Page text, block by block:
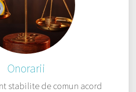
Onorarii
stabilite de comun acord